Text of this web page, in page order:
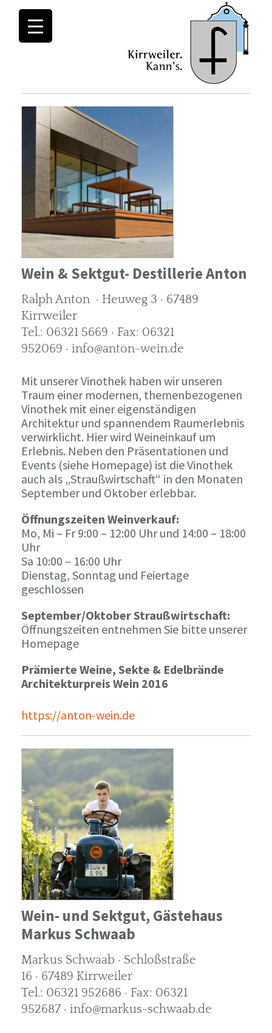
Wein & Sektgut- Destillerie Anton
Ralph Anton · Heuweg 3 · 67489
Kirrweiler
Tel.: 06321 5669 · Fax: 06321
952069 · info@anton-wein.de
Mit unserer Vinothek haben wir unseren
Traum einer modernen, themenbezogenen
Vinothek mit einer eigenständigen
Architektur und spannendem Raumerlebnis
verwirklicht. Hier wird Weineinkauf um
Erlebnis. Neben den Präsentationen und
Events (siehe Homepage) ist die Vinothek
auch als „Straußwirtschaft“ in den Monaten
September und Oktober erlebbar.
Öffnungszeiten Weinverkauf:
Mo, Mi – Fr 9:00 – 12:00 Uhr und 14:00 – 18:00
Uhr
Sa 10:00 – 16:00 Uhr
Dienstag, Sonntag und Feiertage
geschlossen
September/Oktober Straußwirtschaft:
Öffnungszeiten entnehmen Sie bitte unserer
Homepage
Prämierte Weine, Sekte & Edelbrände
Architekturpreis Wein 2016
https://anton-wein.de
Wein- und Sektgut, Gästehaus
Markus Schwaab
Markus Schwaab · Schloßstraße
16 · 67489 Kirrweiler
Tel.: 06321 952686 · Fax: 06321
952687 · info@markus-schwaab.de